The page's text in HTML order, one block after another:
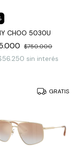
CHOO 5030U
$750.000
sin interés
GRATIS